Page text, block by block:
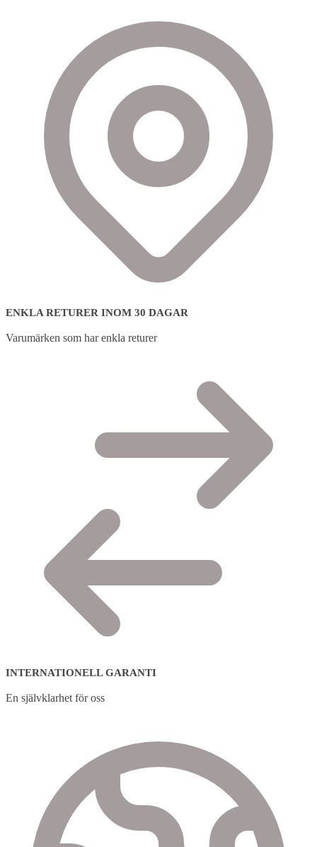
ENKLA RETURER INOM 30 DAGAR
Varumärken som har enkla returer
INTERNATIONELL GARANTI
En självklarhet för oss